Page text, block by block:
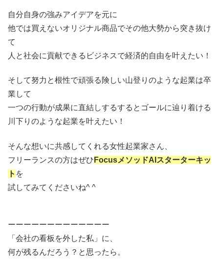
自分自身の強みアイデアを元に
他では買えないオリジナル商品でその他大勢から突き抜け
て
人と社会に貢献できるビジネスで経済的自由を叶えたい！
そして努力と根性で頑張る険しい山登りのような起業は卒
業して
一つの行動が成果に直結しするするとゴールに辿り着ける
川下りのような起業を叶えたい！
そんな想いに共感してくれる女性起業家さん、
フリーランスの方はぜひ FocusメソッドAIスターターキッ
ト を
試してみてくださいね^ ^
ーーーーーーーーーーーーー
「会社の看板を外した私」に、
何が残るんだろう？と思ったら。